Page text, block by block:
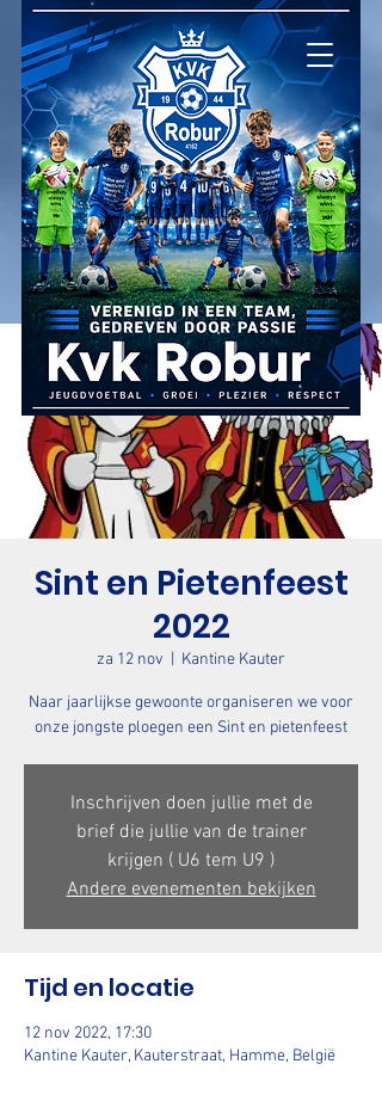
Sint en Pietenfeest
2022
za 12 nov Kantine Kauter
Naar jaarlijkse gewoonte organiseren we voor
onze jongste ploegen een Sint en pietenfeest
Inschrijven doen jullie met de
brief die jullie van de trainer
krijgen ( U6 tem U9 )
Andere evenementen bekijken
Tijd en locatie
12 nov 2022, 17:30
Kantine Kauter, Kauterstraat, Hamme, België